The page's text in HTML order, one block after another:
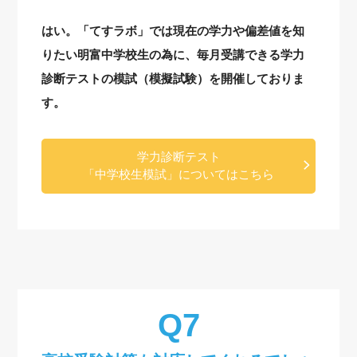
はい。「てすラボ」では現在の学力や偏差値を知
りたい明富中学校生の為に、毎月受講できる学力
診断テストの模試（模擬試験）を開催しておりま
す。
学力診断テスト
「中学校生模試」についてはこちら